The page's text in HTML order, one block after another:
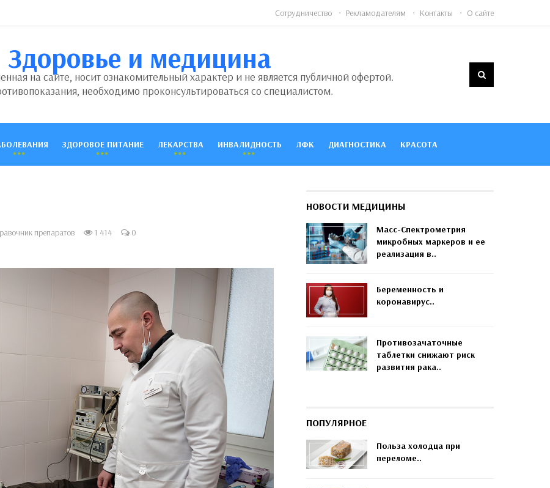
Сотрудничество Рекламодателям Контакты О сайте
Здоровье и медицина
на сайте, носит ознакомительный характер и не является публичной офертой.
необходимо проконсультироваться со специалистом.
ЗДОРОВОЕ ПИТАНИЕ ЛЕКАРСТВА ИНВАЛИДНОСТЬ ЛФК ДИАГНОСТИКА КРАСОТА
препаратов 1 414 0
НОВОСТИ МЕДИЦИНЫ
Масс-Спектрометрия
микробных маркеров и ее
реализация в..
Беременность и
коронавирус..
Противозачаточные
таблетки снижают риск
развития рака..
ПОПУЛЯРНОЕ
Польза холодца при
переломе..